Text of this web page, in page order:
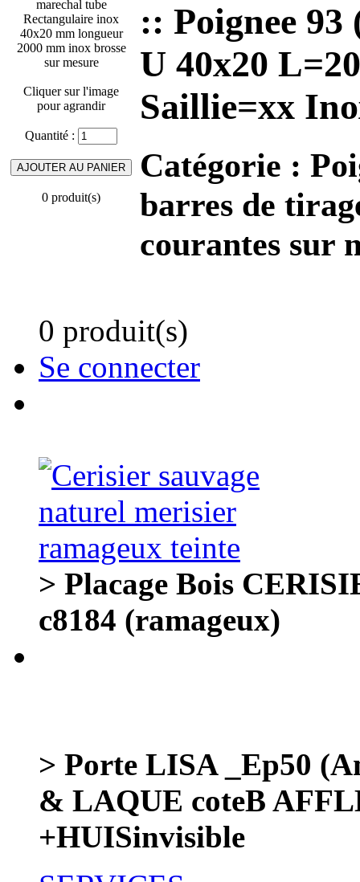
Cliquer sur l'image
pour agrandir
Quantité :
0 produit(s)
:: Poignee
U 40x20
Saillie=xx
Catégorie :
barres de
courantes sur
0 produit(s)
Se connecter
> Placage Bois
c8184 (ramageux)
> Porte LISA _Ep50
& LAQUE coteB
+HUISinvisible